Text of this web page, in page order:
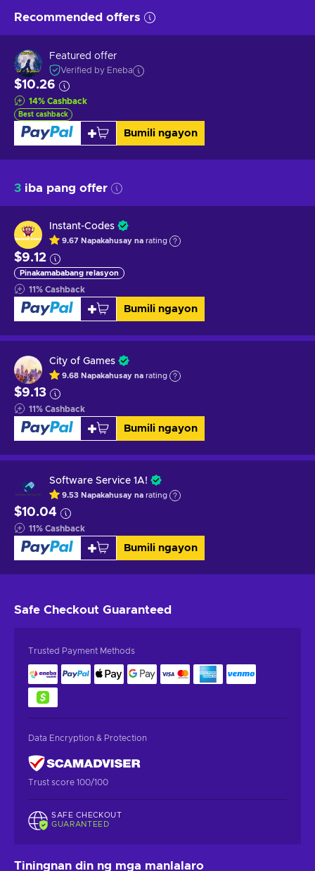
Recommended offers
Featured offer
Verified by Eneba
$10.26
14% Cashback
Best cashback
Bumili ngayon
3 iba pang offer
Instant-Codes
9.67 Napakahusay na rating
$9.12
Pinakamababang relasyon
11% Cashback
Bumili ngayon
City of Games
9.68 Napakahusay na rating
$9.13
11% Cashback
Bumili ngayon
Software Service 1A!
9.53 Napakahusay na rating
$10.04
11% Cashback
Bumili ngayon
Safe Checkout Guaranteed
Trusted Payment Methods
Data Encryption & Protection
Trust score 100/100
SAFE CHECKOUT
GUARANTEED
Tiningnan din ng mga manlalaro